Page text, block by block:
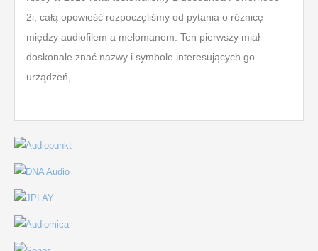
2i, całą opowieść rozpoczęliśmy od pytania o różnicę
między audiofilem a melomanem. Ten pierwszy miał
doskonale znać nazwy i symbole interesujących go
urządzeń,...